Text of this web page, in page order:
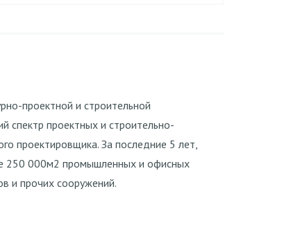
проектной и строительной
проектных и строительно-
проектировщика. За последние 5 лет,
250 000м2 промышленных и офисных
и прочих сооружений.